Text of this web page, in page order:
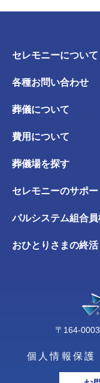
セレモニーについて
各種お問い合わせ
葬儀について
費用について
葬儀場を探す
セレモニーのサポー
パルシステム組合員
おひとりさまの終活
〒164-
個人情報保護